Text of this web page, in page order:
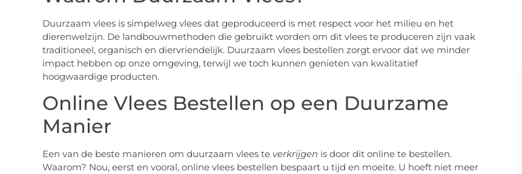
Duurzaam vlees is simpelweg vlees dat geproduceerd is met respect voor het milieu en het
dierenwelzijn. De landbouwmethoden die gebruikt worden om dit vlees te produceren zijn vaak
traditioneel, organisch en diervriendelijk. Duurzaam vlees bestellen zorgt ervoor dat we minder
impact hebben op onze omgeving, terwijl we toch kunnen genieten van kwalitatief
hoogwaardige producten.
Online Vlees Bestellen op een Duurzame
Manier
Een van de beste manieren om duurzaam vlees te verkrijgen is door dit online te bestellen.
Waarom? Nou, eerst en vooral, online vlees bestellen bespaart u tijd en moeite. U hoeft niet meer